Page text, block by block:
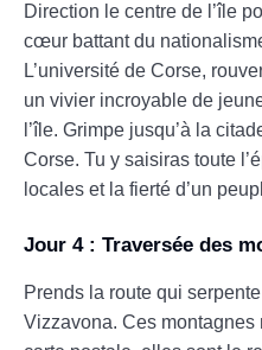
Direction le centre de l’île
cœur battant du
L’université de Corse,
un vivier incroyable de
l’île. Grimpe jusqu’à la
Corse. Tu y saisiras toute
locales et la fierté d’un
Jour 4 : Traversée des
Prends la route qui
Vizzavona. Ces montagnes